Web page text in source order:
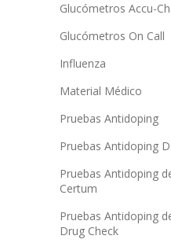
Glucómetros Accu-
Glucómetros On Call
Influenza
Material Médico
Pruebas Antidoping
Pruebas Antidoping
Pruebas Antidoping
Certum
Pruebas Antidoping
Drug Check